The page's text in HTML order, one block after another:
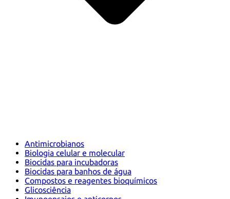
Antimicrobianos
Biologia celular e molecular
Biocidas para incubadoras
Biocidas para banhos de água
Compostos e reagentes bioquímicos
Glicosciência